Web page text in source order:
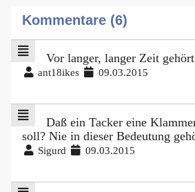
Kommentare (6)
Vor langer, langer Zeit
ant18ikes 09.03.2015
Daß ein Tacker eine
soll? Nie in dieser Bedeutung
Sigurd 09.03.2015